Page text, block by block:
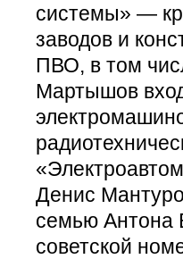
системы» —
заводов и
ПВО, в том
Мартышов
Денис
семью Антона
советской